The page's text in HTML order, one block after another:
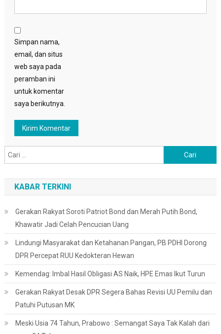
Simpan nama,
email, dan situs
web saya pada
peramban ini
untuk komentar
saya berikutnya.
untuk:
KABAR TERKINI
Gerakan Rakyat Soroti Patriot Bond dan Merah Putih Bond,
Khawatir Jadi Celah Pencucian Uang
Lindungi Masyarakat dan Ketahanan Pangan, PB PDHI Dorong
DPR Percepat RUU Kedokteran Hewan
Kemendag: Imbal Hasil Obligasi AS Naik, HPE Emas Ikut Turun
Gerakan Rakyat Desak DPR Segera Bahas Revisi UU Pemilu dan
Patuhi Putusan MK
Meski Usia 74 Tahun, Prabowo : Semangat Saya Tak Kalah dari